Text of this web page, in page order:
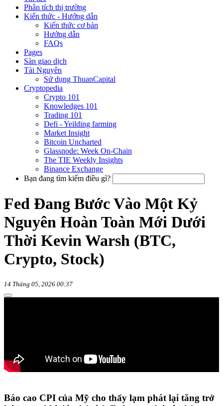
Phân tích thị trường
Kiến thức - Hướng dẫn
Kiến thức cơ bản
Hướng dẫn
FAQs
Pages
Sàn giao dịch
Tài Nguyên
Sử dụng ThuanCapital
Cryptopedia
Crypto 101
Knowledges 101
Trading 101
Defi - Yeilding farming
Market Insight
Bitcoin Uncharted
Glassnode: Week On-Chain
The TIE Weekly Insights
Binance Exchange
Bạn đang tìm kiếm điều gì?
Fed Đang Bước Vào Một Kỷ
Nguyên Hoàn Toàn Mới Dưới
Thời Kevin Warsh (BTC,
Crypto, Stock)
14 Tháng 05, 2026 00:37
Báo cao CPI của Mỹ cho thấy lạm phát lại tăng trở